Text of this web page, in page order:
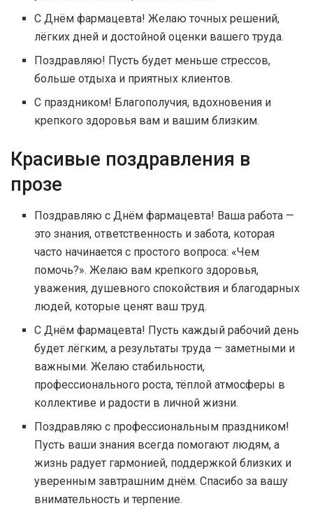
С Днём фармацевта! Желаю точных решений,
лёгких дней и достойной оценки вашего труда.
Поздравляю! Пусть будет меньше стрессов,
больше отдыха и приятных клиентов.
С праздником! Благополучия, вдохновения и
крепкого здоровья вам и вашим близким.
Красивые поздравления в
прозе
Поздравляю с Днём фармацевта! Ваша работа —
это знания, ответственность и забота, которая
часто начинается с простого вопроса: «Чем
помочь?». Желаю вам крепкого здоровья,
уважения, душевного спокойствия и благодарных
людей, которые ценят ваш труд.
С Днём фармацевта! Пусть каждый рабочий день
будет лёгким, а результаты труда — заметными и
важными. Желаю стабильности,
профессионального роста, тёплой атмосферы в
коллективе и радости в личной жизни.
Поздравляю с профессиональным праздником!
Пусть ваши знания всегда помогают людям, а
жизнь радует гармонией, поддержкой близких и
уверенным завтрашним днём. Спасибо за вашу
внимательность и терпение.